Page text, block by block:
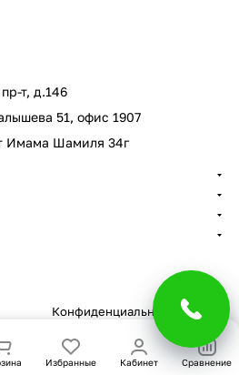
Избранные Кабинет Сравнение
т, д.146
51, офис 1907
Имама Шамиля 34г
Конфиденциальность Оферта